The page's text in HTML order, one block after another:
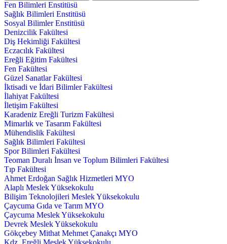
Fen Bilimleri Enstitüsü
Sağlık Bilimleri Enstitüsü
Sosyal Bilimler Enstitüsü
Denizcilik Fakültesi
Diş Hekimliği Fakültesi
Eczacılık Fakültesi
Ereğli Eğitim Fakültesi
Fen Fakültesi
Güzel Sanatlar Fakültesi
İktisadi ve İdari Bilimler Fakültesi
İlahiyat Fakültesi
İletişim Fakültesi
Karadeniz Ereğli Turizm Fakültesi
Mimarlık ve Tasarım Fakültesi
Mühendislik Fakültesi
Sağlık Bilimleri Fakültesi
Spor Bilimleri Fakültesi
Teoman Duralı İnsan ve Toplum Bilimleri Fakültesi
Tıp Fakültesi
Ahmet Erdoğan Sağlık Hizmetleri MYO
Alaplı Meslek Yüksekokulu
Bilişim Teknolojileri Meslek Yüksekokulu
Çaycuma Gıda ve Tarım MYO
Çaycuma Meslek Yüksekokulu
Devrek Meslek Yüksekokulu
Gökçebey Mithat Mehmet Çanakçı MYO